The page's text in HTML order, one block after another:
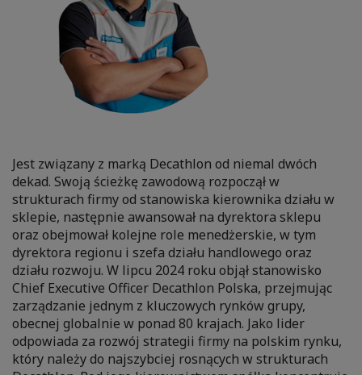
Jest związany z marką Decathlon od niemal dwóch
dekad. Swoją ścieżkę zawodową rozpoczął w
strukturach firmy od stanowiska kierownika działu w
sklepie, następnie awansował na dyrektora sklepu
oraz obejmował kolejne role menedżerskie, w tym
dyrektora regionu i szefa działu handlowego oraz
działu rozwoju. W lipcu 2024 roku objął stanowisko
Chief Executive Officer Decathlon Polska, przejmując
zarządzanie jednym z kluczowych rynków grupy,
obecnej globalnie w ponad 80 krajach. Jako lider
odpowiada za rozwój strategii firmy na polskim rynku,
który należy do najszybciej rosnących w strukturach